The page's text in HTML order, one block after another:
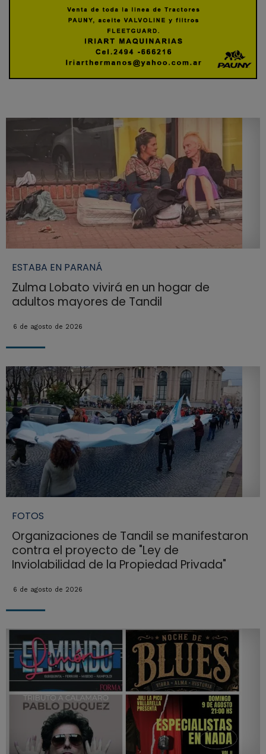
ESTABA EN PARANÁ
Zulma Lobato vivirá en un hogar de
adultos mayores de Tandil
6 de agosto de 2026
FOTOS
Organizaciones de Tandil se manifestaron
contra el proyecto de "Ley de
Inviolabilidad de la Propiedad Privada"
6 de agosto de 2026